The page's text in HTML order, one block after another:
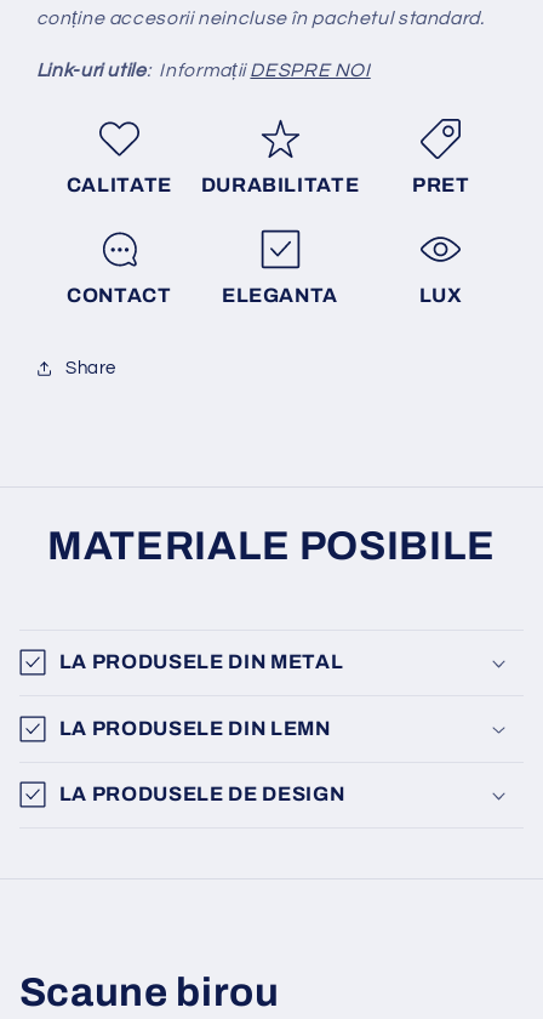
conține accesorii neincluse în pachetul standard.
Link-uri utile: InformațiiDESPRE NOI
CALITATE DURABILITATE PRET
CONTACT ELEGANTA LUX
Share
MATERIALE POSIBILE
LA PRODUSELE DIN METAL
LA PRODUSELE DIN LEMN
LA PRODUSELE DE DESIGN
Scaune birou